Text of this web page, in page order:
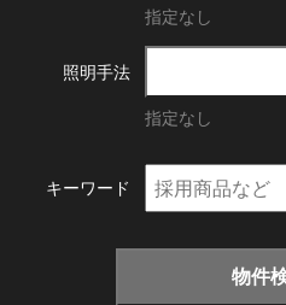
指定なし
照明手法
指定なし
キーワード
物件